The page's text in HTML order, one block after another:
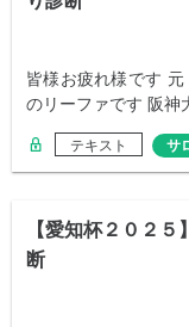
皆様お疲れ様です
のリーファです 阪神
テキスト サ
【愛知杯２０２５
断